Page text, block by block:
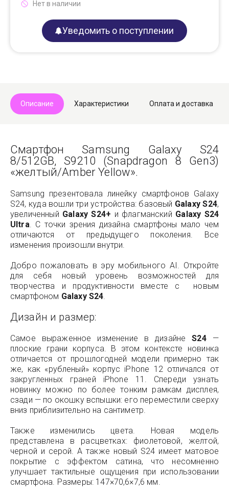
Нет в наличии
Уведомить о поступлении
Описание Характеристики Оплата и доставка
Смартфон Samsung Galaxy S24
8/512GB, S9210 (Snapdragon 8 Gen3)
«желтый/Amber Yellow».
Samsung презентовала линейку смартфонов Galaxy
S24, куда вошли три устройства: базовый Galaxy S24,
увеличенный Galaxy S24+ и флагманский Galaxy S24
Ultra. С точки зрения дизайна смартфоны мало чем
отличаются от предыдущего поколения. Все
изменения произошли внутри.
Добро пожаловать в эру мобильного AI. Откройте
для себя новый уровень возможностей для
творчества и продуктивности вместе с новым
смартфоном Galaxy S24.
Дизайн и размер:
Самое выраженное изменение в дизайнеS24—
плоские грани корпуса. В этом контексте новинка
отличается от прошлогодней модели примерно так
же, как «рубленый» корпус iPhone 12 отличался от
закругленных граней iPhone 11. Спереди узнать
новинку можно по более тонким рамкам дисплея,
сзади — по окошку вспышки: его переместили сверху
вниз приблизительно на сантиметр.
Также изменились цвета. Новая модель
представлена в расцветках: фиолетовой, желтой,
черной и серой. А также новый S24 имеет матовое
покрытие с эффектом сатина, что несомненно
улучшает тактильные ощущения при использовании
смартфона. Размеры: 147×70,6×7,6 мм.